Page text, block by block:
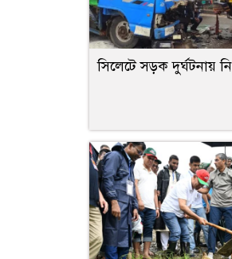
সিলেটে সড়ক দুর্ঘটনায়